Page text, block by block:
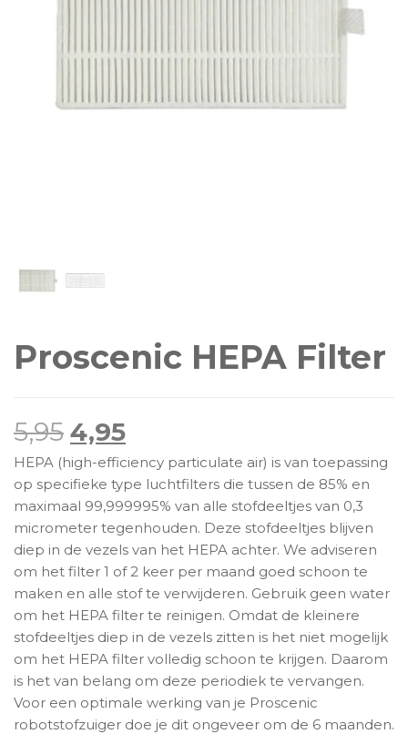
Proscenic HEPA Filter
5,95 Oorspronkelijke prijs was:
4,95Huidige prijs is: 4,95.
HEPA (high-efficiency particulate air) is van toepassing
op specifieke type luchtfilters die tussen de 85% en
maximaal 99,999995% van alle stofdeeltjes van 0,3
micrometer tegenhouden. Deze stofdeeltjes blijven
diep in de vezels van het HEPA achter. We adviseren
om het filter 1 of 2 keer per maand goed schoon te
maken en alle stof te verwijderen. Gebruik geen water
om het HEPA filter te reinigen. Omdat de kleinere
stofdeeltjes diep in de vezels zitten is het niet mogelijk
om het HEPA filter volledig schoon te krijgen. Daarom
is het van belang om deze periodiek te vervangen.
Voor een optimale werking van je Proscenic
robotstofzuiger doe je dit ongeveer om de 6 maanden.